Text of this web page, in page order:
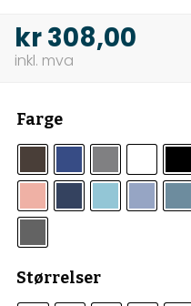
kr308,00
Farge
Størrelser